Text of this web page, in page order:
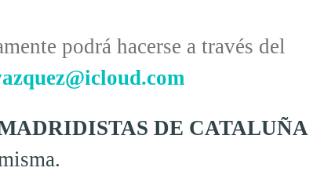
podrá hacerse a través del
DE CATALUÑA
.